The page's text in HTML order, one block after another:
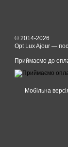
© 2014-2026
Opt Lux Ajour —
Приймаємо до
Мобільна